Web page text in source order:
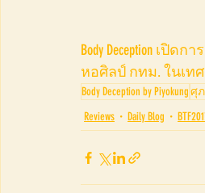
​Body Deception เปิด
หอศิลป์ กทม. ในเทศ
Body Deception by Piyokungศุ
Reviews
Daily Blog